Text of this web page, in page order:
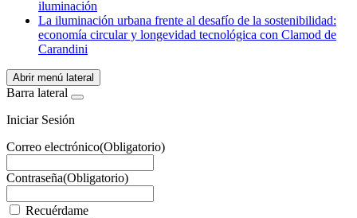
iluminación
La iluminación urbana frente al desafío de la sostenibilidad:
economía circular y longevidad tecnológica con Clamod de
Carandini
Abrir menú lateral
Barra lateral
Iniciar Sesión
Correo electrónico(Obligatorio)
Contraseña(Obligatorio)
Recuérdame